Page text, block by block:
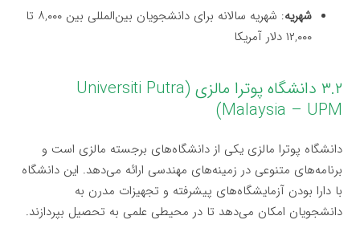
شهریه
: شهریه سالانه برای دانشجویان بین‌المللی بین ۸,۰۰۰ تا
۱۲,۰۰۰ دلار آمریکا
۳.۲ دانشگاه پوترا مالزی (Universiti Putra
Malaysia – UPM)
دانشگاه پوترا مالزی یکی از دانشگاه‌های برجسته مالزی است و
برنامه‌های متنوعی در زمینه‌های مهندسی ارائه می‌دهد. این دانشگاه
با دارا بودن آزمایشگاه‌های پیشرفته و تجهیزات مدرن به
دانشجویان امکان می‌دهد تا در محیطی علمی به تحصیل بپردازند.